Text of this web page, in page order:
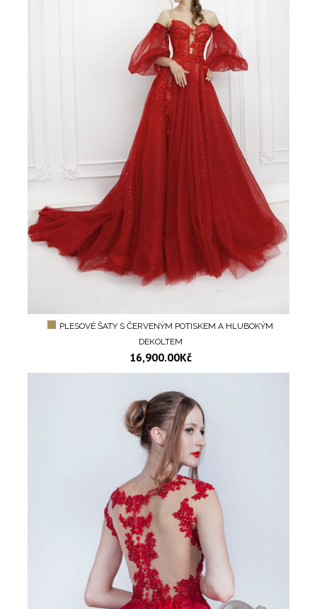
PLESOVÉ ŠATY S ČERVENÝM POTISKEM A HLUBOKÝM
DEKOLTEM
16,900.00Kč